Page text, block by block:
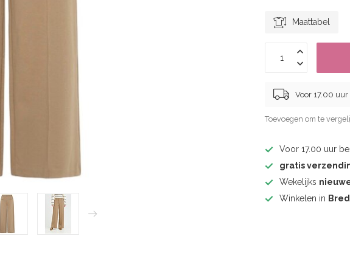
Maattabel
Voor 17.00
Toevoegen om te
Voor 17.00 uur
gratis
Wekelijks
Winkelen in